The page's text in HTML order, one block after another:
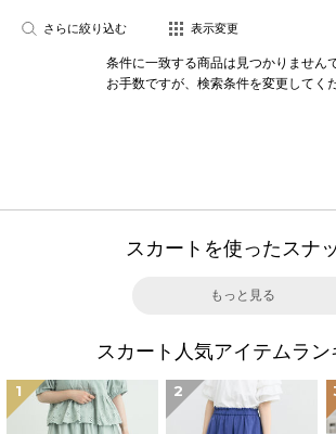
さらに絞り込む 表示変更
条件に一致する商品は見つかりません
お手数ですが、検索条件を変更してく
スカートを使ったスナ
もっと見る
スカート人気アイテムラン
1 2